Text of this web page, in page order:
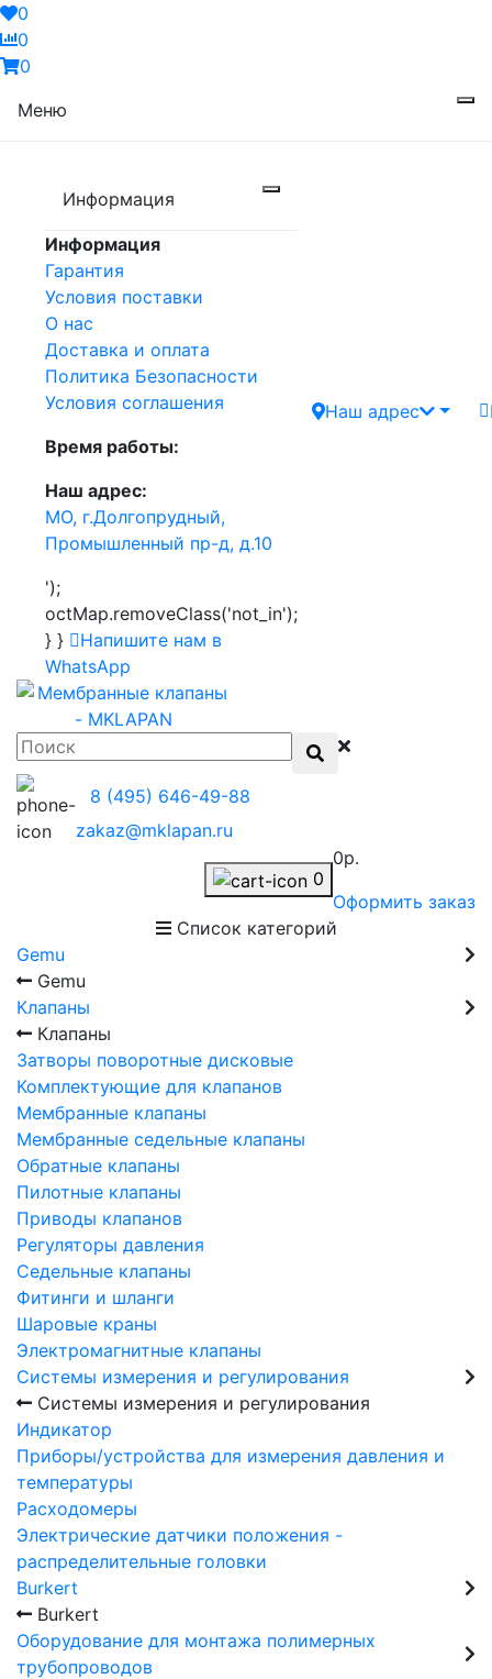
0
0
0
Меню
Информация
Информация
Гарантия
Условия поставки
О нас
Доставка и оплата
Политика Безопасности
Условия соглашения
Время работы:
Наш адрес:
МО, г.Долгопрудный,
Промышленный пр-д, д.10
');
octMap.removeClass('not_in');
} }
Напишите нам в
WhatsApp
Наш адрес
8 (495) 646-49-88
zakaz@mklapan.ru
0
0р.
Оформить заказ
Список категорий
Gemu
Gemu
Клапаны
Клапаны
Затворы поворотные дисковые
Комплектующие для клапанов
Мембранные клапаны
Мембранные седельные клапаны
Обратные клапаны
Пилотные клапаны
Приводы клапанов
Регуляторы давления
Седельные клапаны
Фитинги и шланги
Шаровые краны
Электромагнитные клапаны
Системы измерения и регулирования
Системы измерения и регулирования
Индикатор
Приборы/устройства для измерения давления и
температуры
Расходомеры
Электрические датчики положения -
распределительные головки
Burkert
Burkert
Оборудование для монтажа полимерных
трубопроводов